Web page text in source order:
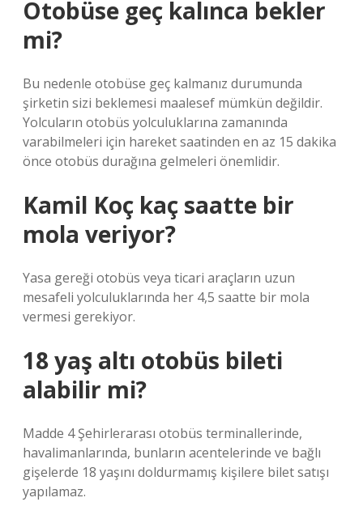
Otobüse geç kalınca bekler
mi?
Bu nedenle otobüse geç kalmanız durumunda
şirketin sizi beklemesi maalesef mümkün değildir.
Yolcuların otobüs yolculuklarına zamanında
varabilmeleri için hareket saatinden en az 15 dakika
önce otobüs durağına gelmeleri önemlidir.
Kamil Koç kaç saatte bir
mola veriyor?
Yasa gereği otobüs veya ticari araçların uzun
mesafeli yolculuklarında her 4,5 saatte bir mola
vermesi gerekiyor.
18 yaş altı otobüs bileti
alabilir mi?
Madde 4 Şehirlerarası otobüs terminallerinde,
havalimanlarında, bunların acentelerinde ve bağlı
gişelerde 18 yaşını doldurmamış kişilere bilet satışı
yapılamaz.